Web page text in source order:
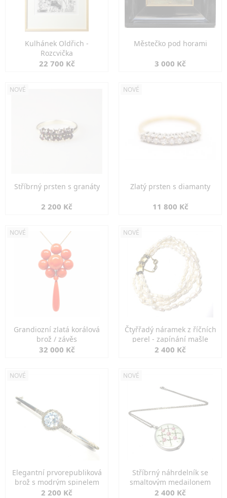
Kulhánek Oldřich -
Rozcvička
22 700 Kč
Městečko pod horami
3 000 Kč
NOVÉ
Stříbrný prsten s granáty
2 200 Kč
NOVÉ
Zlatý prsten s diamanty
11 800 Kč
NOVÉ
Grandiozní zlatá korálová
brož / závěs
32 000 Kč
NOVÉ
Čtyřřadý náramek z říčních
perel - zapínání mašle
2 400 Kč
NOVÉ
Elegantní prvorepubliková
brož s modrým spinelem
2 200 Kč
NOVÉ
Stříbrný náhrdelník se
smaltovým medailonem
2 400 Kč